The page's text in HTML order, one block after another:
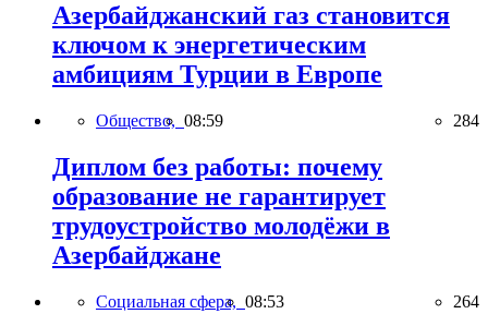
Азербайджанский газ становится
ключом к энергетическим
амбициям Турции в Европе
Общество, 08:59 284
Диплом без работы: почему
образование не гарантирует
трудоустройство молодёжи в
Азербайджане
Социальная сфера, 08:53 264